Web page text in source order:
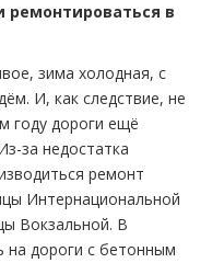
ремонтироваться в
зима холодная, с
И, как следствие, не
году дороги ещё
за недостатка
ремонт
Интернациональной
Вокзальной. В
на дороги с бетонным